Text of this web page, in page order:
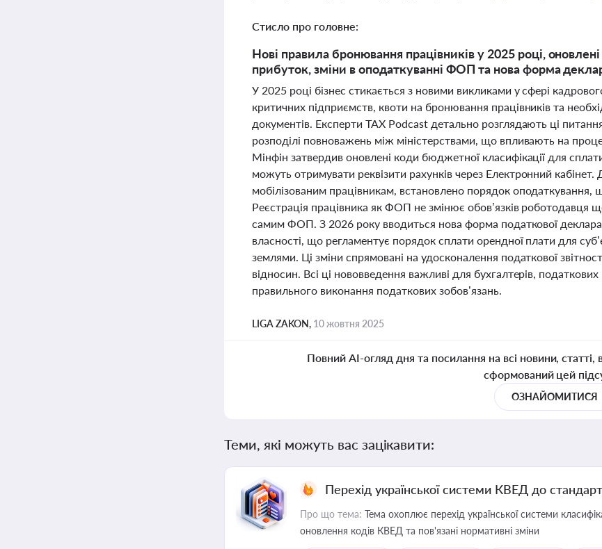
Стисло про головне:
Нові правила бронювання працівників у 2025 році,
прибуток, зміни в оподаткуванні ФОП та нова форма
У 2025 році бізнес стикається з новими викликами у сфері
критичних підприємств, квоти на бронювання працівників та
документів. Експерти TAX Podcast детально розглядають ці
розподілі повноважень між міністерствами, що впливають на
Мінфін затвердив оновлені коди бюджетної класифікації для
можуть отримувати реквізити рахунків через Електронний
мобілізованим працівникам, встановлено порядок
Реєстрація працівника як ФОП не змінює обов’язків роботодавця
самим ФОП. З 2026 року вводиться нова форма податкової
власності, що регламентує порядок сплати орендної плати для
землями. Ці зміни спрямовані на удосконалення податкової
відносин. Всі ці нововведення важливі для бухгалтерів,
правильного виконання податкових зобов’язань.
LIGA ZAKON, 10 жовтня 2025
Повний AI-огляд дня та посилання на всі новини, статті,
сформований цей
ОЗНАЙОМИТИСЯ
Теми, які можуть вас зацікавити:
Перехід української системи КВЕД до
Про що тема: Тема охоплює перехід української системи
оновлення кодів КВЕД та пов'язані нормативні зміни